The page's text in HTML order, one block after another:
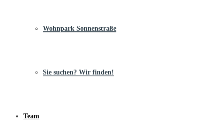
Wohnpark Sonnenstraße
Sie suchen? Wir finden!
Team